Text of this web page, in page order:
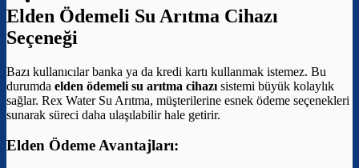
Elden Ödemeli Su Arıtma Cihazı
Seçeneği
Bazı kullanıcılar banka ya da kredi kartı kullanmak istemez. Bu
durumda elden ödemeli su arıtma cihazı sistemi büyük kolaylık
sağlar. Rex Water Su Arıtma, müşterilerine esnek ödeme seçenekleri
sunarak süreci daha ulaşılabilir hale getirir.
Elden Ödeme Avantajları: